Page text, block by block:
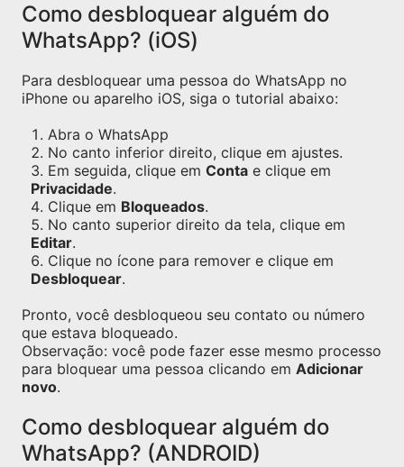
Como desbloquear alguém do
WhatsApp? (iOS)
Para desbloquear uma pessoa do WhatsApp no
iPhone ou aparelho iOS, siga o tutorial abaixo:
Abra o WhatsApp
No canto inferior direito, clique em ajustes.
Em seguida, clique em Conta e clique em
Privacidade.
Clique em Bloqueados.
No canto superior direito da tela, clique em
Editar.
Clique no ícone para remover e clique em
Desbloquear.
Pronto, você desbloqueou seu contato ou número
que estava bloqueado.
Observação: você pode fazer esse mesmo processo
para bloquear uma pessoa clicando em Adicionar
novo.
Como desbloquear alguém do
WhatsApp? (ANDROID)